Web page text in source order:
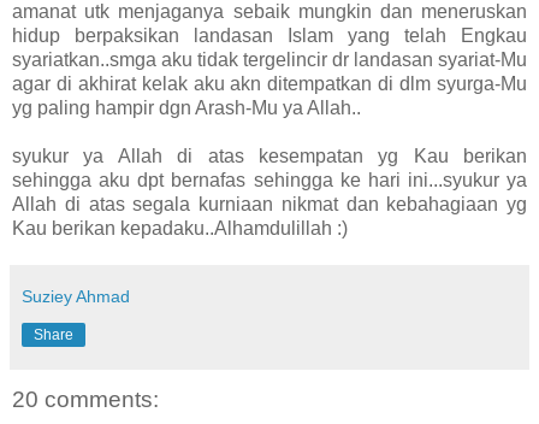
amanat utk menjaganya sebaik mungkin dan meneruskan
hidup berpaksikan landasan Islam yang telah Engkau
syariatkan..smga aku tidak tergelincir dr landasan syariat-Mu
agar di akhirat kelak aku akn ditempatkan di dlm syurga-Mu
yg paling hampir dgn Arash-Mu ya Allah..
syukur ya Allah di atas kesempatan yg Kau berikan
sehingga aku dpt bernafas sehingga ke hari ini...syukur ya
Allah di atas segala kurniaan nikmat dan kebahagiaan yg
Kau berikan kepadaku..Alhamdulillah :)
Suziey Ahmad
Share
20 comments: